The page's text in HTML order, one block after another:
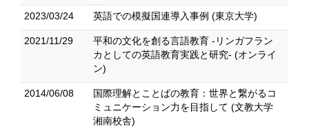
2023/03/24 英語での模擬国連導入事例 (東京大学)
2021/11/29
平和の文化を創る言語教育 -リンガフラン
カとしての英語教育実践と研究- (オンライ
ン)
2014/06/08
国際理解とことばの教育：世界と繋がるコ
ミュニケーション力を目指して (文教大学
湘南校舎)